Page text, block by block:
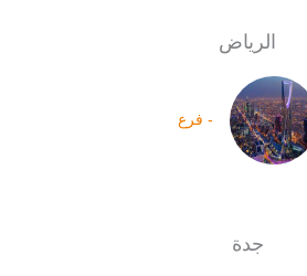
الرياض
- فرع
جدة